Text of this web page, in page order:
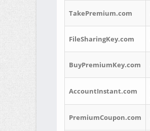
TakePremium.com
FileSharingKey.com
BuyPremiumKey.com
AccountInstant.com
PremiumCoupon.com